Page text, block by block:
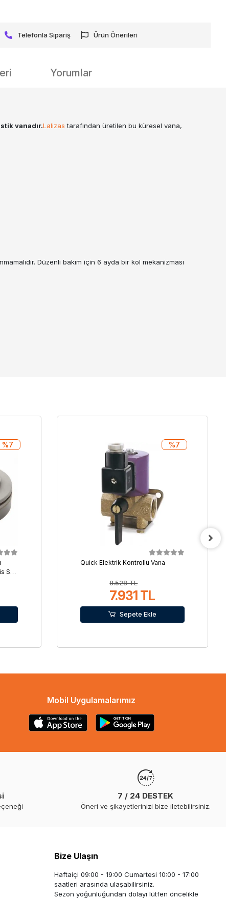
Telefonla Sipariş Ürün Önerileri
Yorumlar
vanadır.Lalizas tarafından üretilen bu küresel vana,
Düzenli bakım için 6 ayda bir kol mekanizması
Su
%7
Quick Elektrik Kontrollü Vana
8.528 TL
7.931 TL
%7
Sepete Ekle
Mobil Uygulamalarımız
7 / 24 DESTEK
Öneri ve şikayetlerinizi bize iletebilirsiniz.
Bize Ulaşın
Haftaiçi 09:00 - 19:00 Cumartesi 10:00 - 17:00
saatleri arasında ulaşabilirsiniz.
Sezon yoğunluğundan dolayı lütfen öncelikle